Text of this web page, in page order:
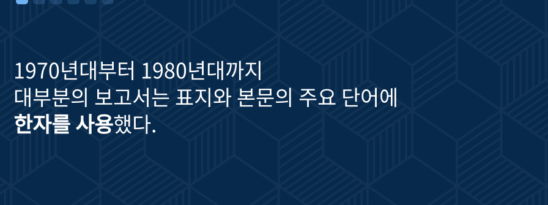
1970년대부터 1980년대까지
대부분의 보고서는 표지와 본문의 주요 단어에
한자를 사용했다.